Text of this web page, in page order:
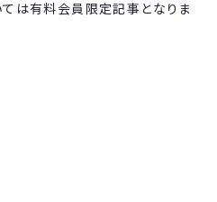
は有料会員限定記事となりま